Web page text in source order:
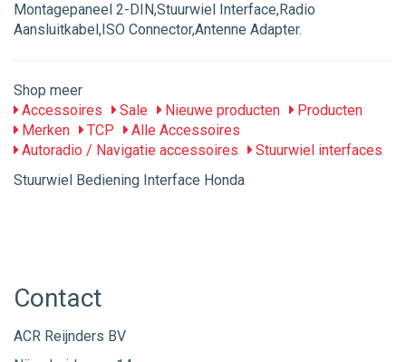
Montagepaneel 2-DIN,Stuurwiel Interface,Radio
Aansluitkabel,ISO Connector,Antenne Adapter.
Shop meer
Accessoires
Sale Nieuwe producten
Producten
Merken
TCP
Alle Accessoires
Autoradio / Navigatie accessoires
Stuurwiel interfaces
Stuurwiel Bediening Interface Honda
Contact
ACR Reijnders BV